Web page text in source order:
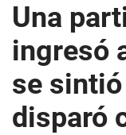
Una
ingresó
se
disparó